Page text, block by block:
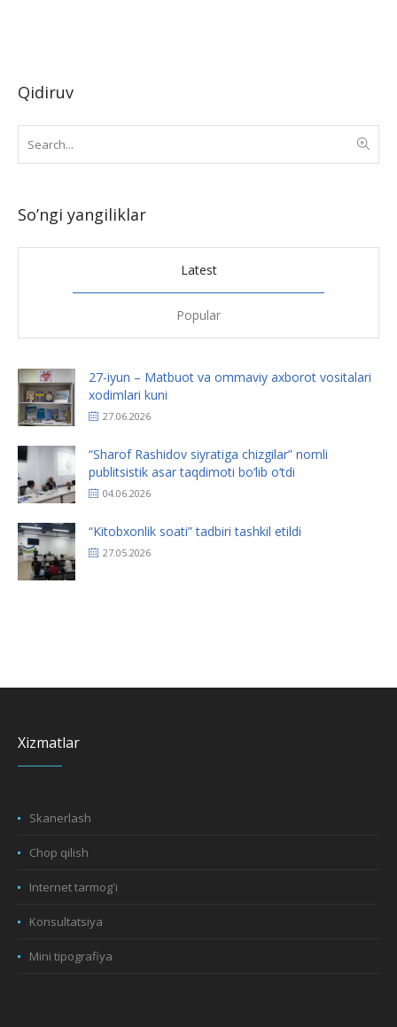
Qidiruv
So’ngi yangiliklar
Latest
Popular
27-iyun – Matbuot va ommaviy axborot vositalari
xodimlari kuni
27.06.2026
“Sharof Rashidov siyratiga chizgilar” nomli
publitsistik asar taqdimoti bo‘lib o‘tdi
04.06.2026
“Kitobxonlik soati” tadbiri tashkil etildi
27.05.2026
Xizmatlar
Skanerlash
Chop qilish
Internet tarmog'i
Konsultatsiya
Mini tipografiya